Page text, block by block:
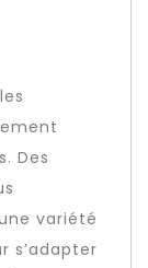
Des
variété
s’adapter